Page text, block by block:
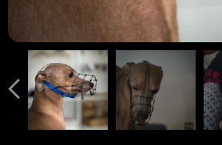
MISURA "D"